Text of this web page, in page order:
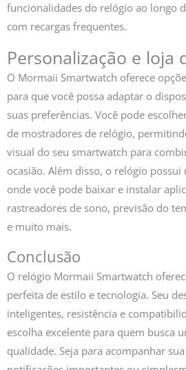
funcionalidades do relógio ao longo
com recargas frequentes.
Personalização e loja
O Mormaii Smartwatch oferece
para que você possa adaptar o
suas preferências. Você pode
de mostradores de relógio,
visual do seu smartwatch para
ocasião. Além disso, o relógio
onde você pode baixar e instalar
rastreadores de sono, previsão do
e muito mais.
Conclusão
O relógio Mormaii Smartwatch
perfeita de estilo e tecnologia. Seu
inteligentes, resistência e
escolha excelente para quem busca
qualidade. Seja para acompanhar